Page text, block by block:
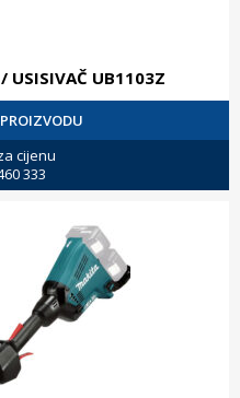
USISIVAČ UB1103Z
cijenu
333